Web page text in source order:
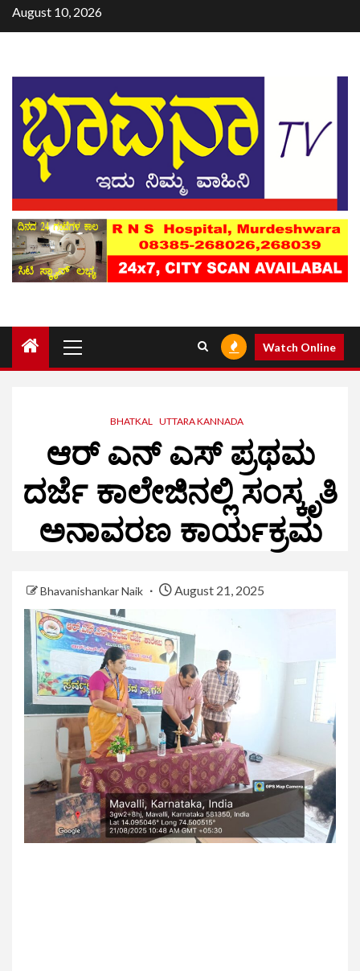
August 10, 2026
Watch Online
BHATKAL UTTARA KANNADA
ಆರ್ ಎನ್ ಎಸ್ ಪ್ರಥಮ
ದರ್ಜೆ ಕಾಲೇಜಿನಲ್ಲಿ ಸಂಸ್ಕೃತಿ
ಅನಾವರಣ ಕಾರ್ಯಕ್ರಮ
Bhavanishankar Naik August 21, 2025